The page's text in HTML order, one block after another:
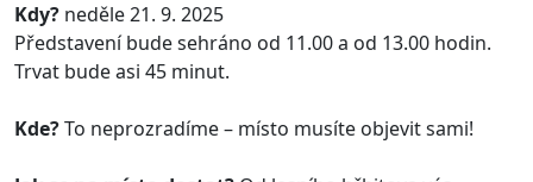
Kdy? neděle 21. 9. 2025
Představení bude sehráno od 11.00 a od 13.00 hodin.
Trvat bude asi 45 minut.
Kde?To neprozradíme – místo musíte objevit sami!